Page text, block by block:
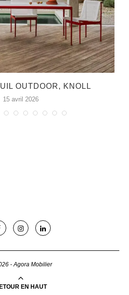
OUTDOOR, KNOLL
15 avril 2026
- Agora Mobilier
EN HAUT